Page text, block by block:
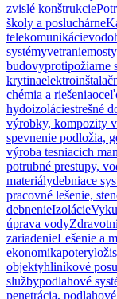
zvislé konštrukcie
školy a posluchárne
telekomunikácie
systémyvetraniemosty
budovyprotipožiarne
krytina
chémia a riešenia
hydoizoláciestrešné
výrobky, kompozity
spevnenie podložia,
výroba tesniacich
potrubné prestupy,
materiálydebniace
pracovné lešenie,
debnenieIzolácie
úprava vody
zariadenieLešenie a
ekonomikapotery
objektyhliníkové
službypodlahové
penetrácia,